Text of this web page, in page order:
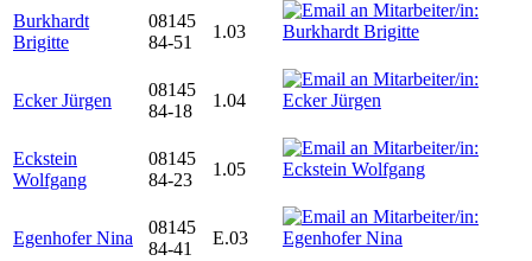
Burkhardt
Brigitte
08145
84-51
1.03
Ecker Jürgen
08145
84-18
1.04
Eckstein
Wolfgang
08145
84-23
1.05
Egenhofer Nina
08145
84-41
E.03